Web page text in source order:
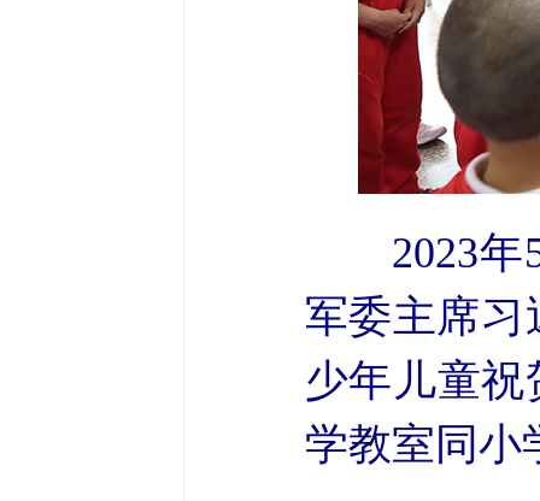
2023年
军委主席
少年儿童
学教室同小